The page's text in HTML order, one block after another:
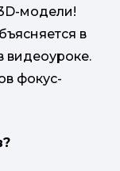
модели!
в
видеоуроке.
фокус-